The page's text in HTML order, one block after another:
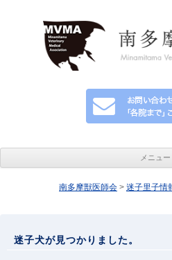
メニュー
コ
南多摩獣医師会 > 迷子里子情
迷子犬が見つかりました。